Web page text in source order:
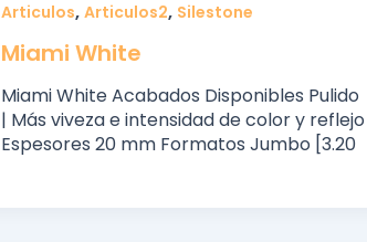
Articulos, Articulos2, Silestone
Miami White
Miami White Acabados Disponibles Pulido
| Más viveza e intensidad de color y reflejo
Espesores 20 mm Formatos Jumbo [3.20